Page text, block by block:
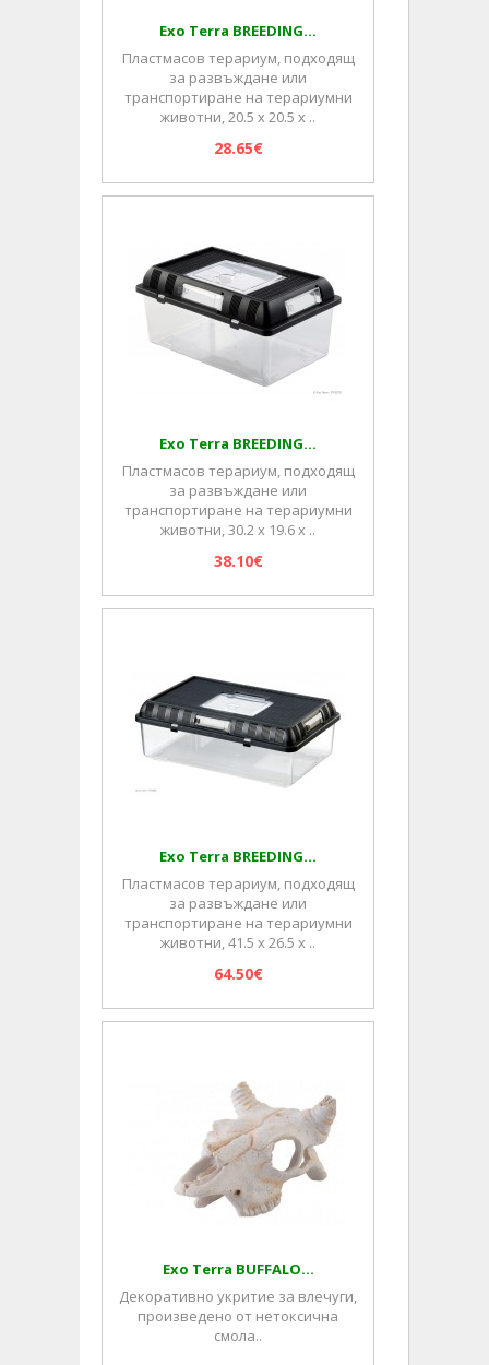
Exo Terra BREEDING...
Пластмасов терариум, подходящ
за развъждане или
транспортиране на терариумни
животни, 20.5 х 20.5 х ..
28.65€
Exo Terra BREEDING...
Пластмасов терариум, подходящ
за развъждане или
транспортиране на терариумни
животни, 30.2 х 19.6 х ..
38.10€
Exo Terra BREEDING...
Пластмасов терариум, подходящ
за развъждане или
транспортиране на терариумни
животни, 41.5 х 26.5 х ..
64.50€
Exo Terra BUFFALO...
Декоративно укритие за влечуги,
произведено от нетоксична
смола..